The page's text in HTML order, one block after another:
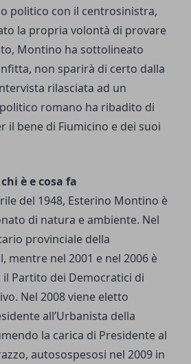
politico con il centrosinistra,
la propria volontà di provare
Montino ha sottolineato
non sparirà di certo dalla
rilasciata ad un
romano ha ribadito di
il bene di Fiumicino e dei suoi
è e cosa fa
del 1948, Esterino Montino è
di natura e ambiente. Nel
provinciale della
mentre nel 2001 e nel 2006 è
Partito dei Democratici di
Nel 2008 viene eletto
all’Urbanista della
la carica di Presidente al
autosospesosi nel 2009 in